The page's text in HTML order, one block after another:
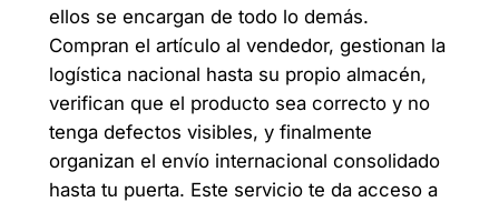
ellos se encargan de todo lo demás.
Compran el artículo al vendedor, gestionan la
logística nacional hasta su propio almacén,
verifican que el producto sea correcto y no
tenga defectos visibles, y finalmente
organizan el envío internacional consolidado
hasta tu puerta. Este servicio te da acceso a